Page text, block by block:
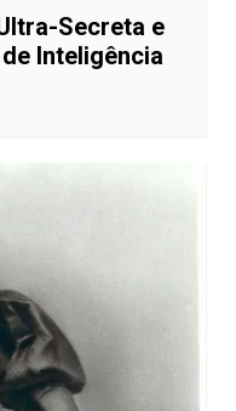
Secreta e
Inteligência